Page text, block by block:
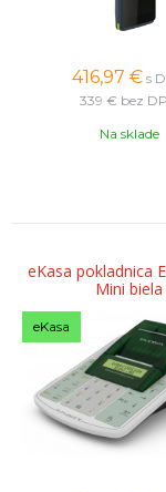
416,97 € s
339 € bez
Na sklade
eKasa pokladnica
Mini biela
eKasa